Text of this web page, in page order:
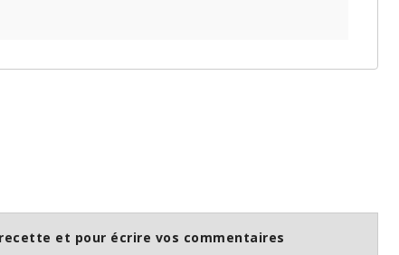
et pour écrire vos commentaires